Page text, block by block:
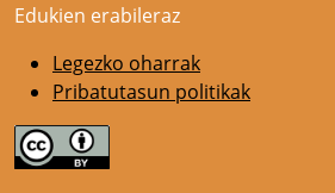
Edukien erabileraz
Legezko oharrak
Pribatutasun politikak